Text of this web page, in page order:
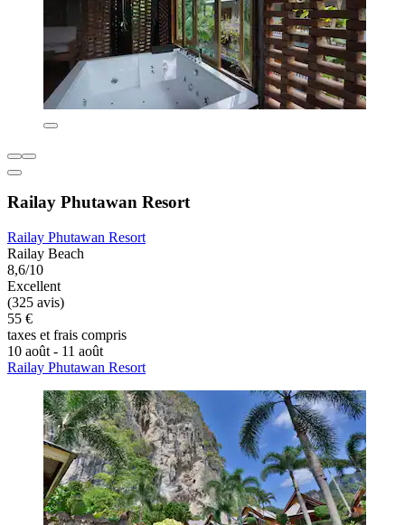
Railay Phutawan Resort
Railay Phutawan Resort
Railay Beach
8,6/10
Excellent
(325 avis)
55 €
taxes et frais compris
10 août - 11 août
Railay Phutawan Resort